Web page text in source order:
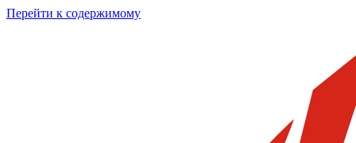
Перейти к содержимому